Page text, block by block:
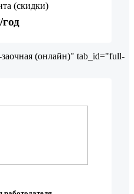
(скидки)
(онлайн)" tab_id="full-